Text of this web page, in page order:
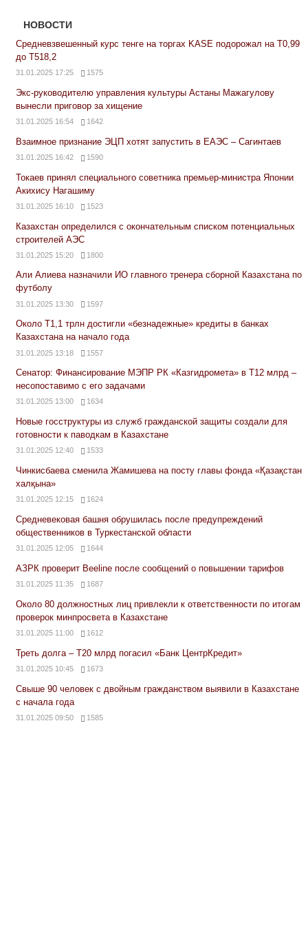
НОВОСТИ
Средневзвешенный курс тенге на торгах KASE подорожал на Т0,99
до Т518,2
31.01.2025 17:25 1575
Экс-руководителю управления культуры Астаны Мажагулову
вынесли приговор за хищение
31.01.2025 16:54 1642
Взаимное признание ЭЦП хотят запустить в ЕАЭС – Сагинтаев
31.01.2025 16:42 1590
Токаев принял специального советника премьер-министра Японии
Акихису Нагашиму
31.01.2025 16:10 1523
Казахстан определился с окончательным списком потенциальных
строителей АЭС
31.01.2025 15:20 1800
Али Алиева назначили ИО главного тренера сборной Казахстана по
футболу
31.01.2025 13:30 1597
Около Т1,1 трлн достигли «безнадежные» кредиты в банках
Казахстана на начало года
31.01.2025 13:18 1557
Сенатор: Финансирование МЭПР РК «Казгидромета» в Т12 млрд –
несопоставимо с его задачами
31.01.2025 13:00 1634
Новые госструктуры из служб гражданской защиты создали для
готовности к паводкам в Казахстане
31.01.2025 12:40 1533
Чинкисбаева сменила Жамишева на посту главы фонда «Қазақстан
халқына»
31.01.2025 12:15 1624
Средневековая башня обрушилась после предупреждений
общественников в Туркестанской области
31.01.2025 12:05 1644
АЗРК проверит Beeline после сообщений о повышении тарифов
31.01.2025 11:35 1687
Около 80 должностных лиц привлекли к ответственности по итогам
проверок минпросвета в Казахстане
31.01.2025 11:00 1612
Треть долга – Т20 млрд погасил «Банк ЦентрКредит»
31.01.2025 10:45 1673
Свыше 90 человек с двойным гражданством выявили в Казахстане
с начала года
31.01.2025 09:50 1585